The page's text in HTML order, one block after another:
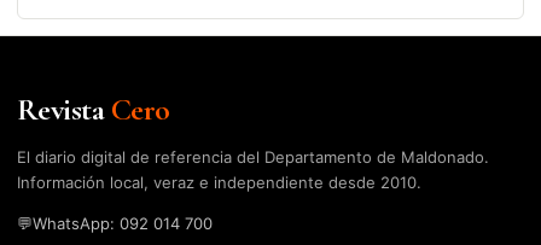
RevistaCero
El diario digital de referencia del Departamento de Maldonado.
Información local, veraz e independiente desde 2010.
💬WhatsApp: 092 014 700